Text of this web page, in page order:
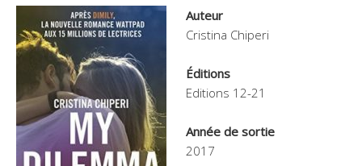
Auteur
Cristina Chiperi
Éditions
Editions 12-21
Année de sortie
2017